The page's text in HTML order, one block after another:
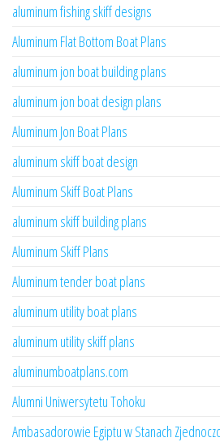
aluminum fishing skiff designs
Aluminum Flat Bottom Boat Plans
aluminum jon boat building plans
aluminum jon boat design plans
Aluminum Jon Boat Plans
aluminum skiff boat design
Aluminum Skiff Boat Plans
aluminum skiff building plans
Aluminum Skiff Plans
Aluminum tender boat plans
aluminum utility boat plans
aluminum utility skiff plans
aluminumboatplans.com
Alumni Uniwersytetu Tohoku
Ambasadorowie Egiptu w Stanach